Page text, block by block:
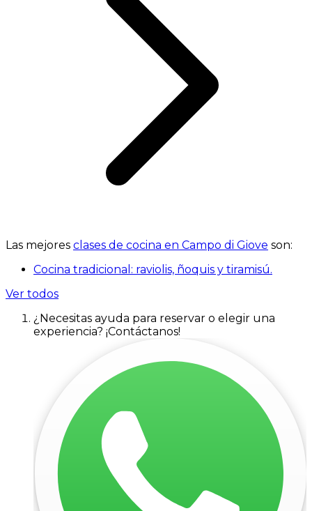
Las mejores clases de cocina en Campo di Giove son:
Cocina tradicional: raviolis, ñoquis y tiramisú.
Ver todos
¿Necesitas ayuda para reservar o elegir una
experiencia? ¡Contáctanos!